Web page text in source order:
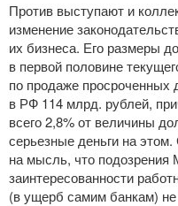
Против выступают и
изменение
их бизнеса. Его размеры
в первой половине
по продаже просроченных
в РФ 114 млрд. рублей,
всего 2,8% от величины
серьезные деньги на
на мысль, что подозрения
заинтересованности
(в ущерб самим банкам)